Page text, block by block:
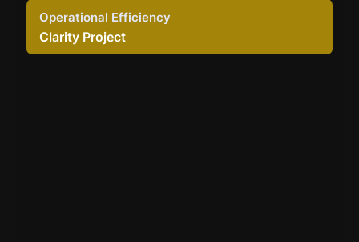
Operational Efficiency
Clarity Project